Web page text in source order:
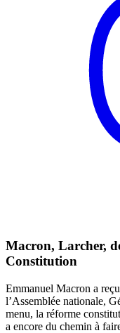
Macron, Larcher,
Constitution
Emmanuel Macron a
l’Assemblée nationale,
menu, la réforme
a encore du chemin à